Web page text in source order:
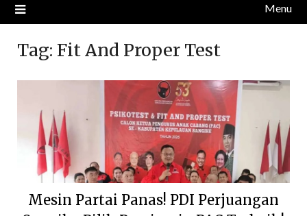
Menu
Tag: Fit And Proper Test
Mesin Partai Panas! PDI Perjuangan